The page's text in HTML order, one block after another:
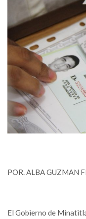
POR. ALBA GUZMAN
El Gobierno de